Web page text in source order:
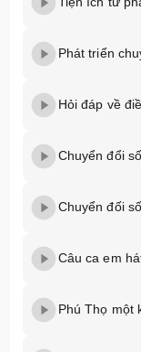
Phát triển
Hỏi đáp về
Chuyển đổi
Chuyển đối
Câu ca em
Phú Thọ một